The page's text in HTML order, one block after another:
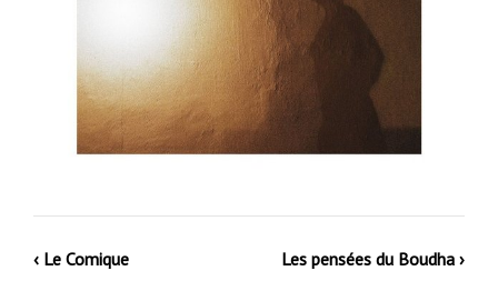
‹ Le Comique Les pensées du Boudha ›